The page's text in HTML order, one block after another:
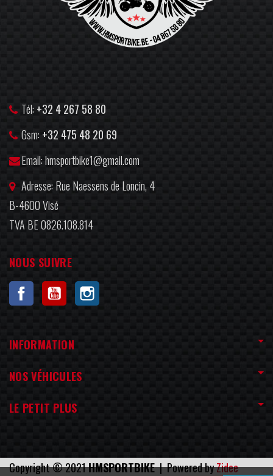
Tél:+32 4 267 58 80
Gsm: +32 475 48 20 69
Email: hmsportbike1@gmail.com
Adresse: Rue Naessens de Loncin, 4
B-4600 Visé
TVA BE 0826.108.814
NOUS SUIVRE
Facebook
YouTube
INFORMATION
NOS VÉHICULES
LE PETIT PLUS
Copyright © 2021HMSPORTBIKE| Powered byZidee